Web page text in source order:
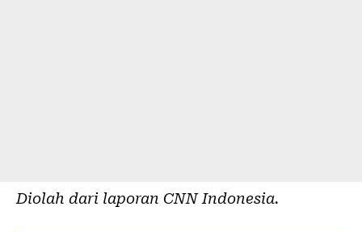
Diolah dari laporan CNN Indonesia.